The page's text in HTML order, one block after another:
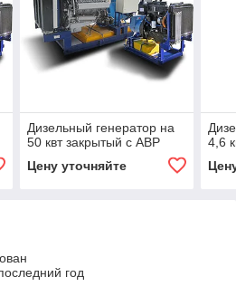
Дизельный генератор на
50 квт закрытый с АВР
Цену уточняйте
4,6
год